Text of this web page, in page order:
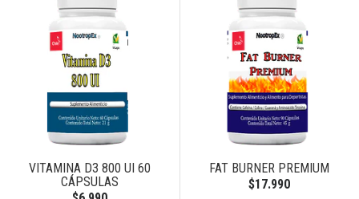
VITAMINA D3 800 UI 60
CÁPSULAS
FAT BURNER PREMIUM
$17.990